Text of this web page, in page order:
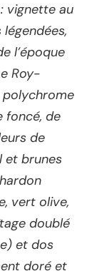
vignette au
l’époque
Roy-
polychrome
foncé, de
de
et brunes
vert olive,
doublé
et dos
doré et